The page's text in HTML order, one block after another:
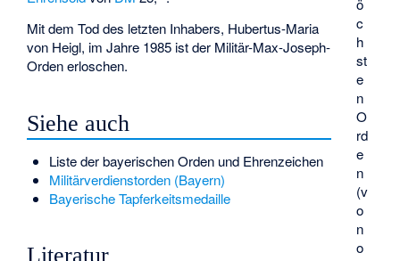
ö
c
h
st
e
n
O
rd
e
n
(v
o
n
o
Mit dem Tod des letzten Inhabers, Hubertus-Maria
von Heigl, im Jahre 1985 ist der Militär-Max-Joseph-
Orden erloschen.
Siehe auch
Liste der bayerischen Orden und Ehrenzeichen
Militärverdienstorden (Bayern)
Bayerische Tapferkeitsmedaille
Literatur